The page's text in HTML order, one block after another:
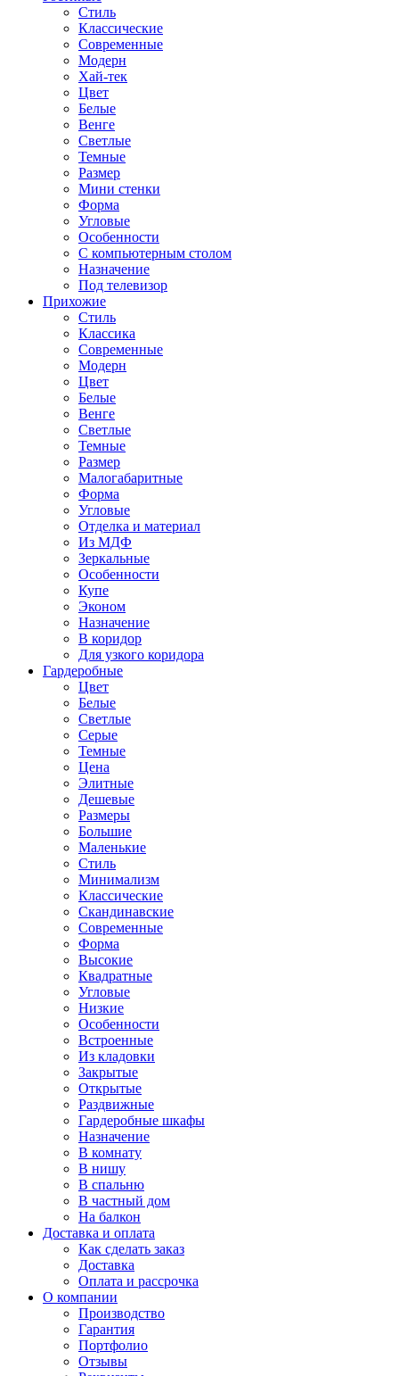
Стиль
Классические
Современные
Модерн
Хай-тек
Цвет
Белые
Венге
Светлые
Темные
Размер
Мини стенки
Форма
Угловые
Особенности
С компьютерным столом
Назначение
Под телевизор
Прихожие
Стиль
Классика
Современные
Модерн
Цвет
Белые
Венге
Светлые
Темные
Размер
Малогабаритные
Форма
Угловые
Отделка и материал
Из МДФ
Зеркальные
Особенности
Купе
Эконом
Назначение
В коридор
Для узкого коридора
Гардеробные
Цвет
Белые
Светлые
Серые
Темные
Цена
Элитные
Дешевые
Размеры
Большие
Маленькие
Стиль
Минимализм
Классические
Скандинавские
Современные
Форма
Высокие
Квадратные
Угловые
Низкие
Особенности
Встроенные
Из кладовки
Закрытые
Открытые
Раздвижные
Гардеробные шкафы
Назначение
В комнату
В нишу
В спальню
В частный дом
На балкон
Доставка и оплата
Как сделать заказ
Доставка
Оплата и рассрочка
О компании
Производство
Гарантия
Портфолио
Отзывы